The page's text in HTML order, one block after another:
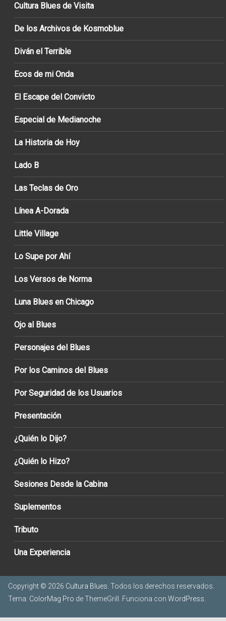
Cultura Blues de Visita
De los Archivos de Kosmoblue
Diván el Terrible
Ecos de mi Onda
El Escape del Convicto
Especial de Medianoche
La Historia de Hoy
Lado B
Las Teclas de Oro
Línea A-Dorada
Little Village
Lo Supe por Ahí
Los Versos de Norma
Luna Blues en Chicago
Ojo al Blues
Personajes del Blues
Por los Caminos del Blues
Por Seguridad de los Usuarios
Presentación
¿Quién lo Dijo?
¿Quién lo Hizo?
Sesiones Desde la Cabina
Suplementos
Tributo
Una Experiencia
Copyright © 2026 Cultura Blues . Todos los derechos reservados.
Tema: ColorMag Pro de ThemeGrill. Funciona con WordPress